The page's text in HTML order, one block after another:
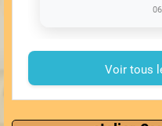
Voir tous